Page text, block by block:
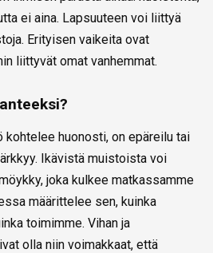
ei aina. Lapsuuteen voi liittyä
Erityisen vaikeita ovat
liittyvät omat vanhemmat.
kohtelee huonosti, on epäreilu tai
Ikävistä muistoista voi
joka kulkee matkassamme
määrittelee sen, kuinka
toimimme. Vihan ja
olla niin voimakkaat, että